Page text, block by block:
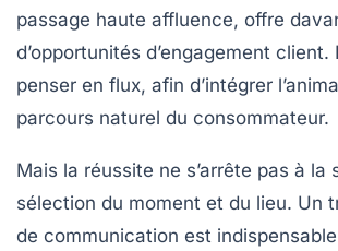
passage haute affluence, offre
d’opportunités d’engagement client.
penser en flux, afin d’intégrer
parcours naturel du consommateur.
Mais la réussite ne s’arrête pas à la
sélection du moment et du lieu. Un
de communication est